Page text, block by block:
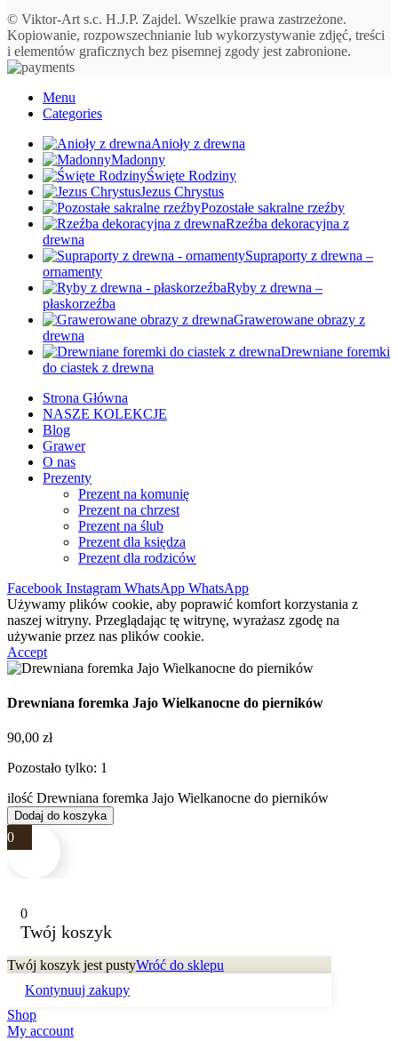
© Viktor-Art s.c. H.J.P. Zajdel. Wszelkie prawa zastrzeżone.
Kopiowanie, rozpowszechnianie lub wykorzystywanie zdjęć, treści
i elementów graficznych bez pisemnej zgody jest zabronione.
Menu
Categories
Anioły z drewna
Madonny
Święte Rodziny
Jezus Chrystus
Pozostałe sakralne rzeźby
Rzeźba dekoracyjna z
drewna
Supraporty z drewna –
ornamenty
Ryby z drewna –
płaskorzeźba
Grawerowane obrazy z
drewna
Drewniane foremki
do ciastek z drewna
Strona Główna
NASZE KOLEKCJE
Blog
Grawer
O nas
Prezenty
Prezent na komunię
Prezent na chrzest
Prezent na ślub
Prezent dla księdza
Prezent dla rodziców
Facebook Instagram WhatsApp WhatsApp
Używamy plików cookie, aby poprawić komfort korzystania z
naszej witryny. Przeglądając tę witrynę, wyrażasz zgodę na
używanie przez nas plików cookie.
Accept
Drewniana foremka Jajo Wielkanocne do pierników
90,00 zł
Pozostało tylko: 1
ilość Drewniana foremka Jajo Wielkanocne do pierników
Dodaj do koszyka
0
0
Twój koszyk
Twój koszyk jest pustyWróć do sklepu
Kontynuuj zakupy
Shop
My account